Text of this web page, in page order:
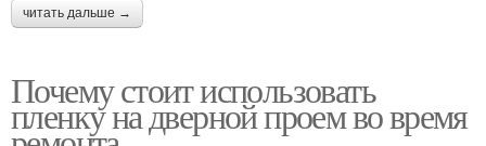
читать дальше →
Почему стоит использовать
пленку на дверной проем во время